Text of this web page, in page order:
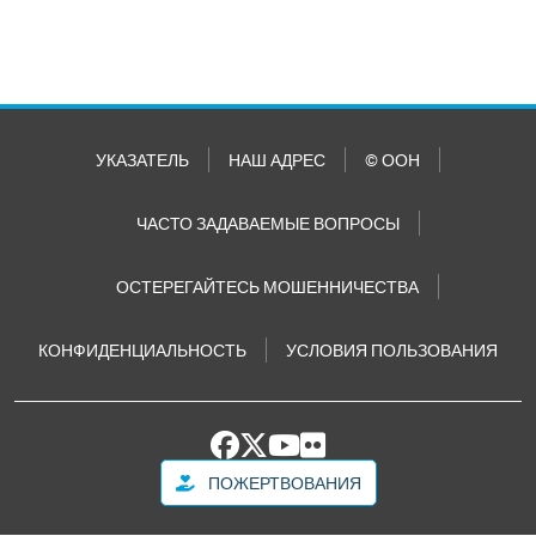
УКАЗАТЕЛЬ НАШ АДРЕС © ООН
ЧАСТО ЗАДАВАЕМЫЕ ВОПРОСЫ
ОСТЕРЕГАЙТЕСЬ МОШЕННИЧЕСТВА
КОНФИДЕНЦИАЛЬНОСТЬ УСЛОВИЯ ПОЛЬЗОВАНИЯ
ПОЖЕРТВОВАНИЯ